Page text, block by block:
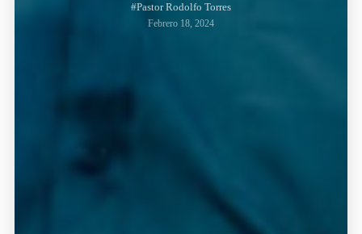
#Pastor Rodolfo Torres
Febrero 18, 2024